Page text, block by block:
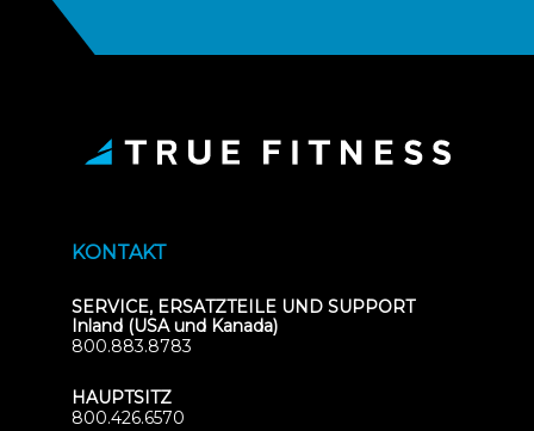
KONTAKT
SERVICE, ERSATZTEILE UND SUPPORT
Inland (USA und Kanada)
800.883.8783
HAUPTSITZ
800.426.6570